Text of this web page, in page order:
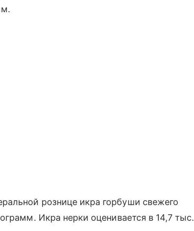
рознице икра горбуши свежего
Икра нерки оценивается в 14,7 тыс.